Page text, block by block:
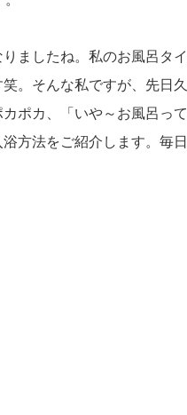
ましたね。私のお風呂タ
。そんな私ですが、先日
ポカ、「いや～お風呂っ
方法をご紹介します。毎